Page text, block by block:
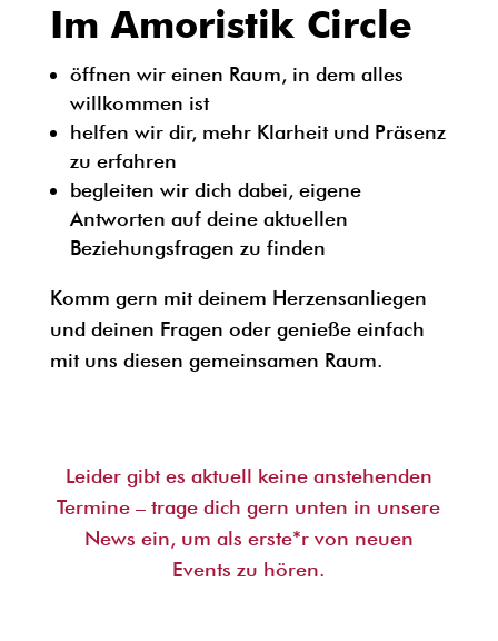
Im Amoristik Circle
öffnen wir einen Raum, in dem alles
willkommen ist
helfen wir dir, mehr Klarheit und Präsenz
zu erfahren
begleiten wir dich dabei, eigene
Antworten auf deine aktuellen
Beziehungsfragen zu finden
Komm gern mit deinem Herzensanliegen
und deinen Fragen oder genieße einfach
mit uns diesen gemeinsamen Raum.
Leider gibt es aktuell keine anstehenden
Termine – trage dich gern unten in unsere
News ein, um als erste*r von neuen
Events zu hören.